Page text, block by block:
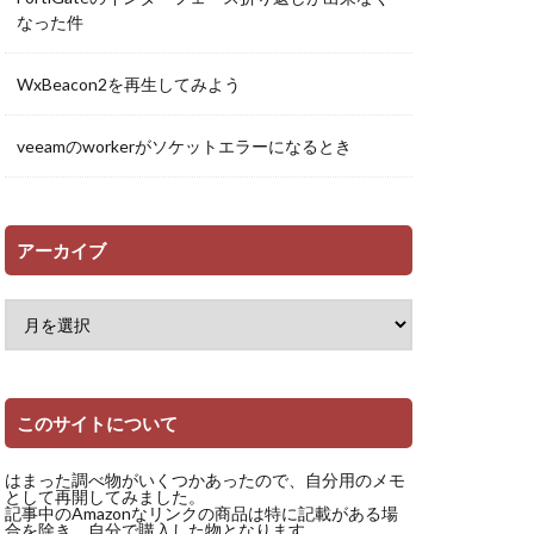
なった件
WxBeacon2を再生してみよう
veeamのworkerがソケットエラーになるとき
アーカイブ
このサイトについて
はまった調べ物がいくつかあったので、自分用のメモ
として再開してみました。
記事中のAmazonなリンクの商品は特に記載がある場
合を除き、自分で購入した物となります。